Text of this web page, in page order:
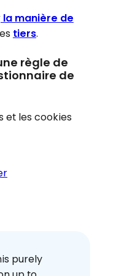
la manière de
tiers.
règle de
de
et les cookies
purely